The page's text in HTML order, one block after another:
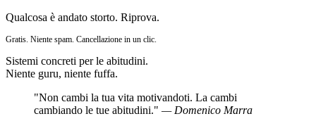
Qualcosa è andato storto. Riprova.
Gratis. Niente spam. Cancellazione in un clic.
Sistemi concreti per le abitudini.
Niente guru, niente fuffa.
"Non cambi la tua vita motivandoti. La cambi
cambiando le tue abitudini." — Domenico Marra